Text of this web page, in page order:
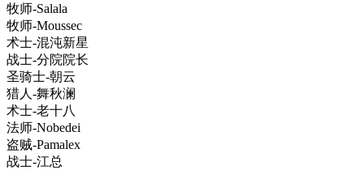
牧师-Salala
牧师-Moussec
术士-混沌新星
战士-分院院长
圣骑士-朝云
猎人-舞秋澜
术士-老十八
法师-Nobedei
盗贼-Pamalex
战士-江总